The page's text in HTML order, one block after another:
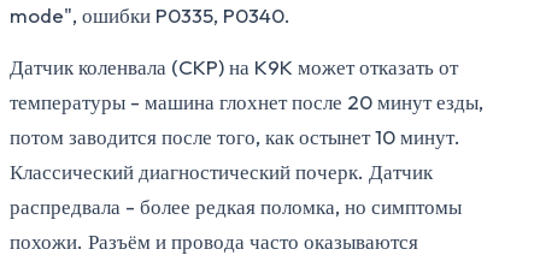
mode", ошибки P0335, P0340.
Датчик коленвала (CKP) на K9K может отказать от
температуры - машина глохнет после 20 минут езды,
потом заводится после того, как остынет 10 минут.
Классический диагностический почерк. Датчик
распредвала - более редкая поломка, но симптомы
похожи. Разъём и провода часто оказываются